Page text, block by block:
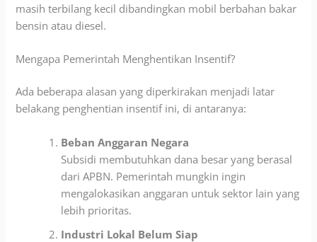
masih terbilang kecil dibandingkan mobil berbahan bakar
bensin atau diesel.
Mengapa Pemerintah Menghentikan Insentif?
Ada beberapa alasan yang diperkirakan menjadi latar
belakang penghentian insentif ini, di antaranya:
Beban Anggaran Negara
Subsidi membutuhkan dana besar yang berasal
dari APBN. Pemerintah mungkin ingin
mengalokasikan anggaran untuk sektor lain yang
lebih prioritas.
Industri Lokal Belum Siap